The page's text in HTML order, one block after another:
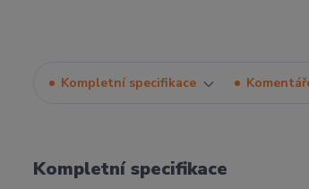
Kompletní specifikace
Kompletní specifikace